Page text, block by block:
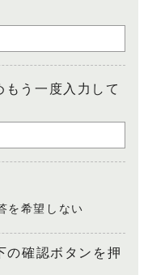
もう一度入力して
を希望しない
の確認ボタンを押